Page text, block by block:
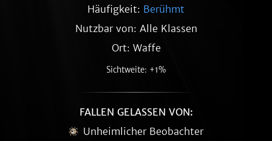
Häufigkeit: Berühmt
Nutzbar von: Alle Klassen
Ort: Waffe
Sichtweite: +1%
FALLEN GELASSEN VON:
Unheimlicher Beobachter